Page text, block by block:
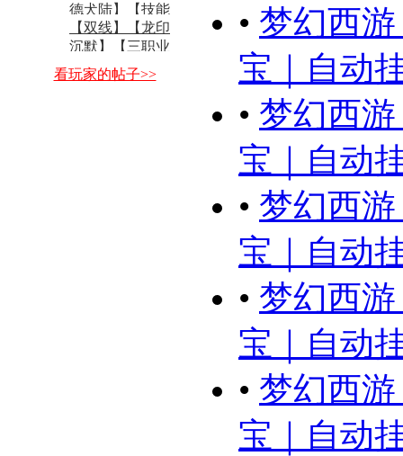
德犬陆】【技能
随意 ...
【双线】【龙印
沉默】【三职业
微变 ...
看玩家的帖子>>
• 梦幻西
宝｜自动
• 梦幻西
宝｜自动
• 梦幻西
宝｜自动
• 梦幻西
宝｜自动
• 梦幻西
宝｜自动